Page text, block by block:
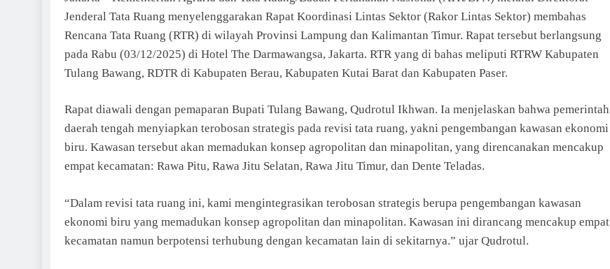
Jenderal Tata Ruang menyelenggarakan Rapat Koordinasi Lintas Sektor (Rakor Lintas Sektor) membahas
Rencana Tata Ruang (RTR) di wilayah Provinsi Lampung dan Kalimantan Timur. Rapat tersebut berlangsung
pada Rabu (03/12/2025) di Hotel The Darmawangsa, Jakarta. RTR yang di bahas meliputi RTRW Kabupaten
Tulang Bawang, RDTR di Kabupaten Berau, Kabupaten Kutai Barat dan Kabupaten Paser.
Rapat diawali dengan pemaparan Bupati Tulang Bawang, Qudrotul Ikhwan. Ia menjelaskan bahwa pemerintah
daerah tengah menyiapkan terobosan strategis pada revisi tata ruang, yakni pengembangan kawasan ekonomi
biru. Kawasan tersebut akan memadukan konsep agropolitan dan minapolitan, yang direncanakan mencakup
empat kecamatan: Rawa Pitu, Rawa Jitu Selatan, Rawa Jitu Timur, dan Dente Teladas.
“Dalam revisi tata ruang ini, kami mengintegrasikan terobosan strategis berupa pengembangan kawasan
ekonomi biru yang memadukan konsep agropolitan dan minapolitan. Kawasan ini dirancang mencakup empat
kecamatan namun berpotensi terhubung dengan kecamatan lain di sekitarnya.” ujar Qudrotul.